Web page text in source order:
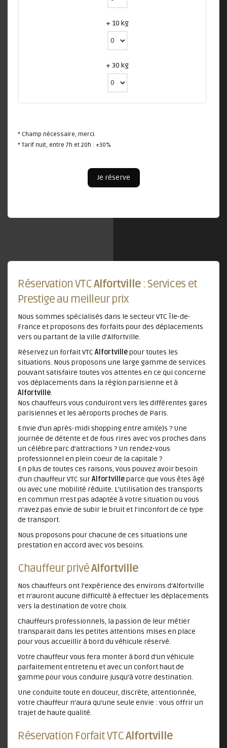
+ 10 kg
+ 30 kg
* Champ nécessaire, merci.
* Tarif nuit, entre 7h et 20h : +30%
Je réserve
Réservation VTCAlfortville : Services et
Prestige au meilleur prix
Nous sommes spécialisés dans le secteur VTC Île-de-
France et proposons des forfaits pour des déplacements
vers ou partant de la ville d'Alfortville.
Réservez un forfait VTC Alfortvillepour toutes les
situations. Nous proposons une large gamme de services
pouvant satisfaire toutes vos attentes en ce qui concerne
vos déplacements dans la région parisienne et à
Alfortville.
Nos chauffeurs vous conduiront vers les différentes gares
parisiennes et les aéroports proches de Paris.
Envie d’un après-midi shopping entre ami(e)s ? Une
journée de détente et de fous rires avec vos proches dans
un célèbre parc d’attractions ? Un rendez-vous
professionnel en plein coeur de la capitale ?
En plus de toutes ces raisons, vous pouvez avoir besoin
d’un chauffeur VTC surAlfortvilleparce que vous êtes âgé
ou avec une mobilité réduite. L'utilisation des transports
en commun n'est pas adaptée à votre situation ou vous
n'avez pas envie de subir le bruit et l'inconfort de ce type
de transport.
Nous proposons pour chacune de ces situations une
prestation en accord avec vos besoins.
Chauffeur privéAlfortville
Nos chauffeurs ont l’expérience des environs d'Alfortville
et n'auront aucune difficulté à effectuer les déplacements
vers la destination de votre choix.
Chauffeurs professionnels, la passion de leur métier
transparait dans les petites attentions mises en place
pour vous accueillir à bord du véhicule réservé.
Votre chauffeur vous fera monter à bord d'un véhicule
parfaitement entretenu et avec un confort haut de
gamme pour vous conduire jusqu’à votre destination.
Une conduite toute en douceur, discrète, attentionnée,
votre chauffeur n’aura qu’une seule envie : vous offrir un
trajet de haute qualité.
Réservation Forfait VTCAlfortville